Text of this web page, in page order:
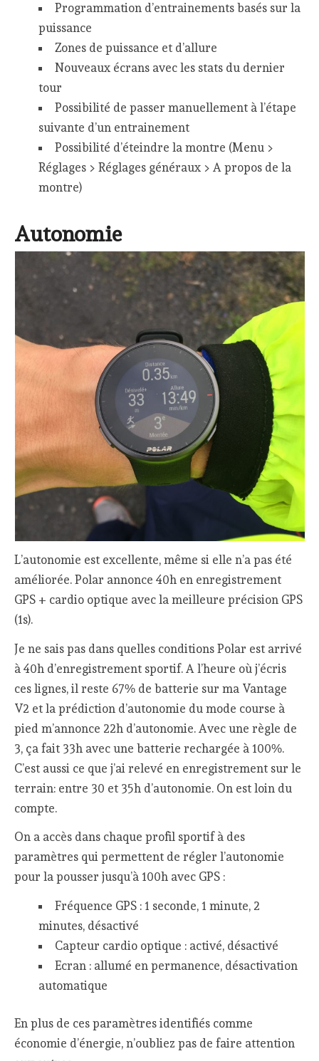
Programmation d’entrainements basés sur la
puissance
Zones de puissance et d’allure
Nouveaux écrans avec les stats du dernier
tour
Possibilité de passer manuellement à l’étape
suivante d’un entrainement
Possibilité d’éteindre la montre (Menu >
Réglages > Réglages généraux > A propos de la
montre)
Autonomie
L’autonomie est excellente, même si elle n’a pas été
améliorée. Polar annonce 40h en enregistrement
GPS + cardio optique avec la meilleure précision GPS
(1s).
Je ne sais pas dans quelles conditions Polar est arrivé
à 40h d’enregistrement sportif. A l’heure où j’écris
ces lignes, il reste 67% de batterie sur ma Vantage
V2 et la prédiction d’autonomie du mode course à
pied m’annonce 22h d’autonomie. Avec une règle de
3, ça fait 33h avec une batterie rechargée à 100%.
C’est aussi ce que j’ai relevé en enregistrement sur le
terrain: entre 30 et 35h d’autonomie. On est loin du
compte.
On a accès dans chaque profil sportif à des
paramètres qui permettent de régler l’autonomie
pour la pousser jusqu’à 100h avec GPS :
Fréquence GPS : 1 seconde, 1 minute, 2
minutes, désactivé
Capteur cardio optique : activé, désactivé
Ecran : allumé en permanence, désactivation
automatique
En plus de ces paramètres identifiés comme
économie d’énergie, n’oubliez pas de faire attention